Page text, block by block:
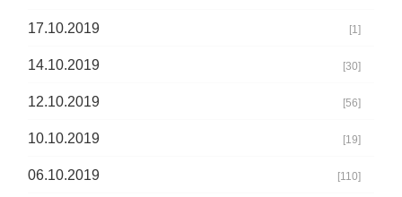
17.10.2019 [1]
14.10.2019 [30]
12.10.2019 [56]
10.10.2019 [19]
06.10.2019 [110]